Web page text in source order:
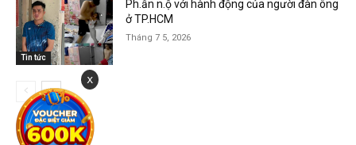
Tin tức
Ph.ẫn n.ộ với hành động của người đàn ông
ở TP.HCM
Tháng 7 5, 2026
x